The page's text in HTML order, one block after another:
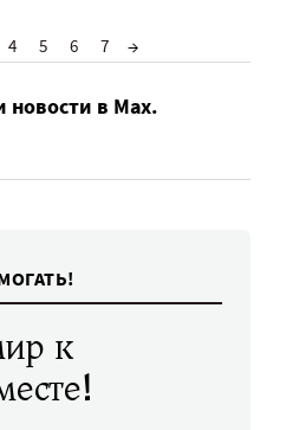
4 5 6 7 →
новости в Max.
к